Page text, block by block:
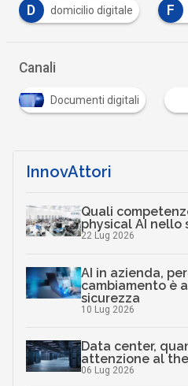
F firma digitale
Canali
Documenti digitali
InnovAttori
Quali
physical AI nello
22 Lug 2026
AI in azienda,
cambiamento è
sicurezza
10 Lug 2026
Data center,
attenzione al
06 Lug 2026